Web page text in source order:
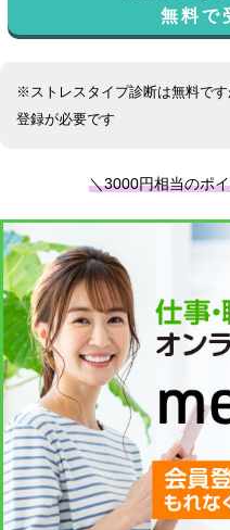
無料で
※ストレスタイプ診断は無料で
登録が必要です
＼3000円相当のポ